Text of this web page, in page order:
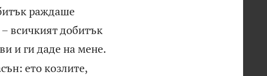
раждаше
всичкият добитък
и ги даде на мене.
ето козлите,